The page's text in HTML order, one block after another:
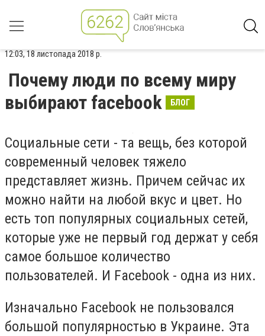
12:03, 18 листопада 2018 р.
Почему люди по всему миру
выбирают facebook
БЛОГ
Социальные сети - та вещь, без которой
современный человек тяжело
представляет жизнь. Причем сейчас их
можно найти на любой вкус и цвет. Но
есть топ популярных социальных сетей,
которые уже не первый год держат у себя
самое большое количество
пользователей. И Facebook - одна из них.
Изначально Facebook не пользовался
большой популярностью в Украине. Эта